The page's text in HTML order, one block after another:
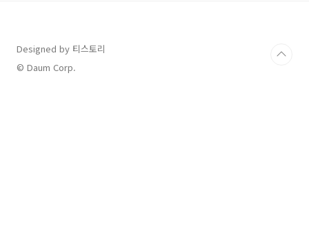
만 ~ 25만 원 소득 기준: 건강보험료 부과액을 기
준으로 산정하며, 비수도권 및 인구감소지역 거
주자는 더 ..
Designed by 티스토리
© Daum Corp.